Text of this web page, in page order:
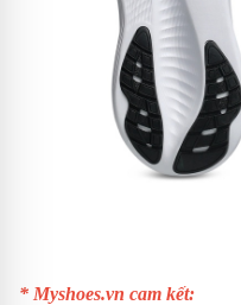
* Myshoes.vn cam kết: